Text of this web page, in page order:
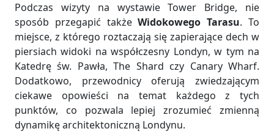
Podczas wizyty na wystawie Tower Bridge, nie
sposób przegapić takżeWidokowego Tarasu. To
miejsce, z którego roztaczają się zapierające dech w
piersiach widoki na współczesny Londyn, w tym na
Katedrę św. Pawła, The Shard czy Canary Wharf.
Dodatkowo, przewodnicy oferują zwiedzającym
ciekawe opowieści na temat każdego z tych
punktów, co pozwala lepiej zrozumieć zmienną
dynamikę architektoniczną Londynu.